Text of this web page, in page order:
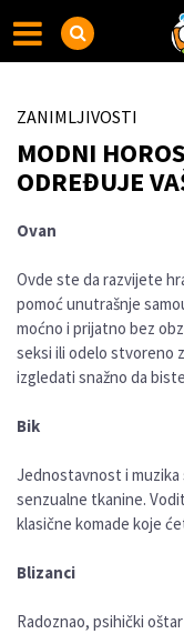
ZANIMLJIVOSTI
MODNI
ODREĐUJE
Ovan
Ovde ste da razvijete
pomoć unutrašnje
moćno i prijatno bez
seksi ili odelo stvoreno
izgledati snažno da
Bik
Jednostavnost i muzika
senzualne tkanine.
klasične komade koje
Blizanci
Radoznao, psihički